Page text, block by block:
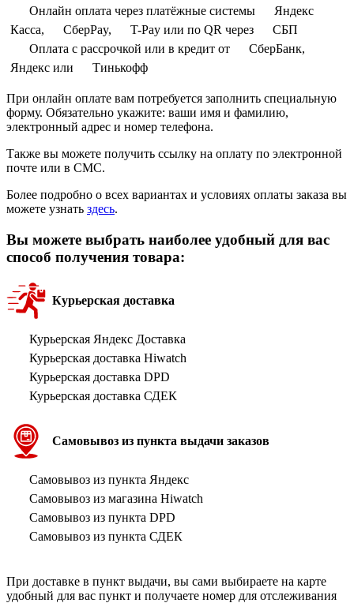
Онлайн оплата через платёжные системы
Яндекс
Касса,
СберPay, T-Pay или по QR через
СБП
Оплата с рассрочкой или в кредит от
СберБанк,
Яндекс или
Тинькофф
При онлайн оплате вам потребуется заполнить специальную
форму. Обязательно укажите: ваши имя и фамилию,
электронный адрес и номер телефона.
Также вы можете получить ссылку на оплату по электронной
почте или в СМС.
Более подробно о всех вариантах и условиях оплаты заказа вы
можете узнать здесь.
Вы можете выбрать наиболее удобный для вас
способ получения товара:
Курьерская доставка
Курьерская Яндекс Доставка
Курьерская доставка Hiwatch
Курьерская доставка DPD
Курьерская доставка СДЕК
Самовывоз из пункта выдачи заказов
Самовывоз из пункта Яндекс
Самовывоз из магазина Hiwatch
Самовывоз из пункта DPD
Самовывоз из пункта СДЕК
При доставке в пункт выдачи, вы сами выбираете на карте
удобный для вас пункт и получаете номер для отслеживания